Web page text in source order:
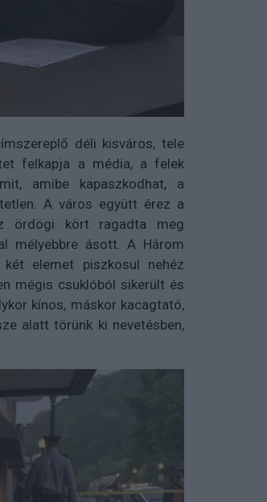
déli kisváros, tele
felkapja a média, a felek
amibe kapaszkodhat, a
A város együtt érez a
ördögi kört ragadta meg
mélyebbre ásott. A Három
elemet piszkosul nehéz
mégis csuklóból sikerült és
kínos, máskor kacagtató,
alatt törünk ki nevetésben,